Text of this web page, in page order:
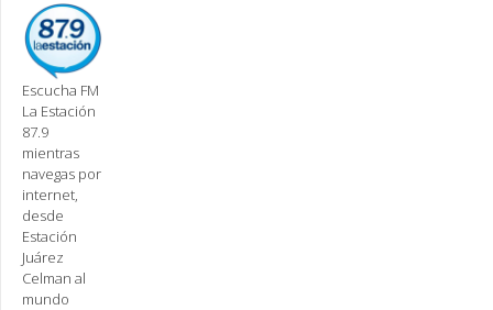
Escucha FM
La Estación
87.9
mientras
navegas por
internet,
desde
Estación
Juárez
Celman al
mundo